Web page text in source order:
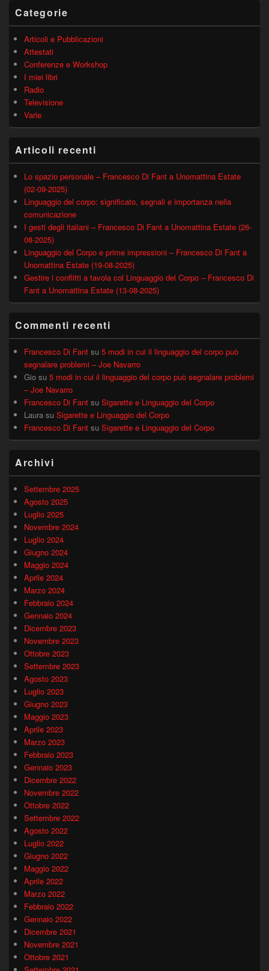
Categorie
Articoli e Pubblicazioni
Attestati
Conferenze e Workshop
I miei libri
Radio
Televisione
Varie
Articoli recenti
Lo spazio personale – Francesco Di Fant a Unomattina Estate
(02-09-2025)
Linguaggio del corpo: significato, segnali e importanza nella
comunicazione
I gesti degli italiani – Francesco Di Fant a Unomattina Estate (26-
08-2025)
Linguaggio del Corpo e prime impressioni – Francesco Di Fant a
Unomattina Estate (19-08-2025)
Gestire i conflitti a tavola col Linguaggio del Corpo – Francesco Di
Fant a Unomattina Estate (13-08-2025)
Commenti recenti
Francesco Di Fant su 5 modi in cui il linguaggio del corpo può
segnalare problemi – Joe Navarro
Gio su 5 modi in cui il linguaggio del corpo può segnalare problemi
– Joe Navarro
Francesco Di Fant su Sigarette e Linguaggio del Corpo
Laura su Sigarette e Linguaggio del Corpo
Francesco Di Fant su Sigarette e Linguaggio del Corpo
Archivi
Settembre 2025
Agosto 2025
Luglio 2025
Novembre 2024
Luglio 2024
Giugno 2024
Maggio 2024
Aprile 2024
Marzo 2024
Febbraio 2024
Gennaio 2024
Dicembre 2023
Novembre 2023
Ottobre 2023
Settembre 2023
Agosto 2023
Luglio 2023
Giugno 2023
Maggio 2023
Aprile 2023
Marzo 2023
Febbraio 2023
Gennaio 2023
Dicembre 2022
Novembre 2022
Ottobre 2022
Settembre 2022
Agosto 2022
Luglio 2022
Giugno 2022
Maggio 2022
Aprile 2022
Marzo 2022
Febbraio 2022
Gennaio 2022
Dicembre 2021
Novembre 2021
Ottobre 2021